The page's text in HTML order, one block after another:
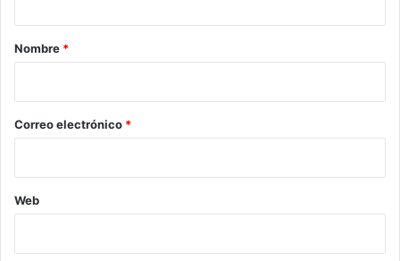
r
*
Nombre *
Correo electrónico *
Web